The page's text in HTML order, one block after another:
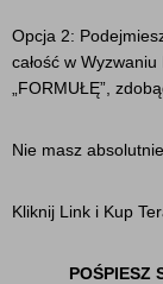
Opcja 2:
całość w
„FORMUŁĘ”,
Nie masz
Kliknij Link i Kup
POŚPIESZ